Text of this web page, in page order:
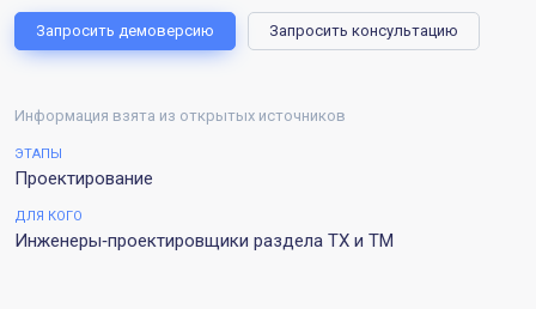
Запросить демоверсию Запросить консультацию
Информация взята из открытых источников
ЭТАПЫ
Проектирование
ДЛЯ КОГО
Инженеры‑проектировщики раздела ТХ и ТМ